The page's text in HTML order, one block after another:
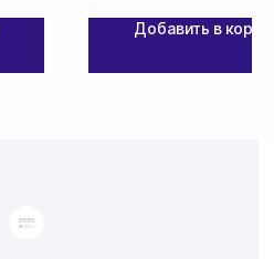
Добавить в